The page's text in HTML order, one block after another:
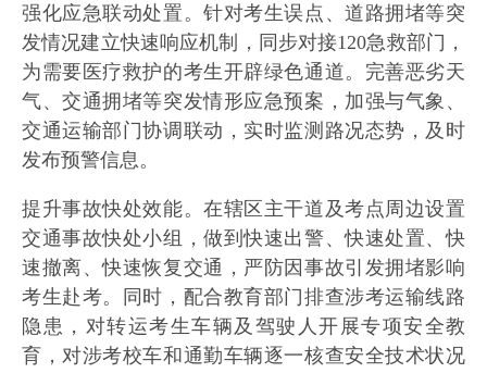
强化应急联动处置。针对考生误点、道路拥堵等突
发情况建立快速响应机制，同步对接120急救部门，
为需要医疗救护的考生开辟绿色通道。完善恶劣天
气、交通拥堵等突发情形应急预案，加强与气象、
交通运输部门协调联动，实时监测路况态势，及时
发布预警信息。
提升事故快处效能。在辖区主干道及考点周边设置
交通事故快处小组，做到快速出警、快速处置、快
速撤离、快速恢复交通，严防因事故引发拥堵影响
考生赴考。同时，配合教育部门排查涉考运输线路
隐患，对转运考生车辆及驾驶人开展专项安全教
育，对涉考校车和通勤车辆逐一核查安全技术状况